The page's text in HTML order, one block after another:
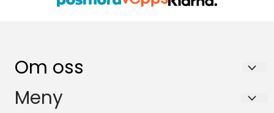
Om oss
KRANA SKI & KAJAKK
Meny